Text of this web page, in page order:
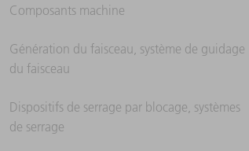
Composants machine
Génération du faisceau, système de guidage
du faisceau
Dispositifs de serrage par blocage, systèmes
de serrage